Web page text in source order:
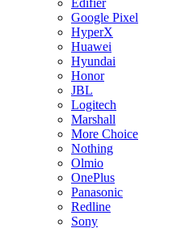
Edifier
Google Pixel
HyperX
Huawei
Hyundai
Honor
JBL
Logitech
Marshall
More Choice
Nothing
Olmio
OnePlus
Panasonic
Redline
Sony